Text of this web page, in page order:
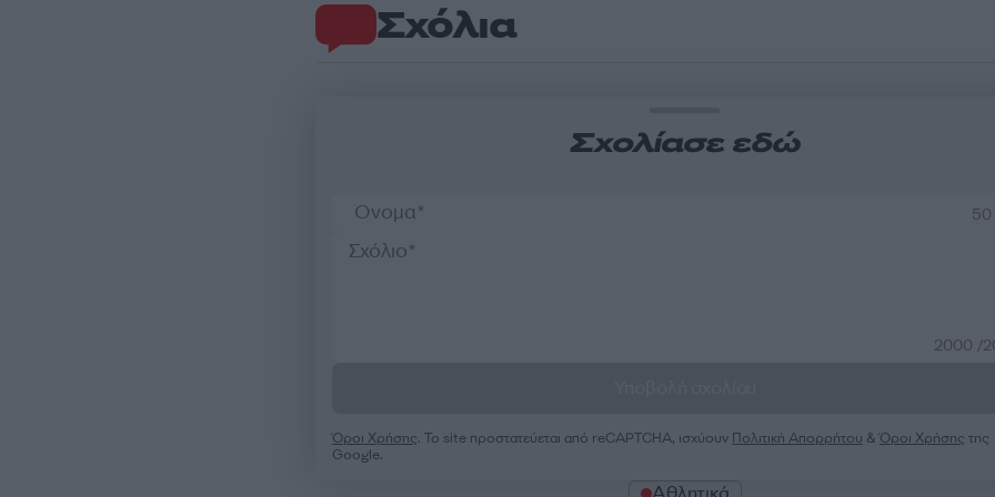
Σχόλια
Σχολίασε εδώ
2000 /
Όροι Χρήσης. Το site προστατεύεται από reCAPTCHA, ισχύουν Πολιτική Απορρήτου &Όροι Χρήσης της
Google.